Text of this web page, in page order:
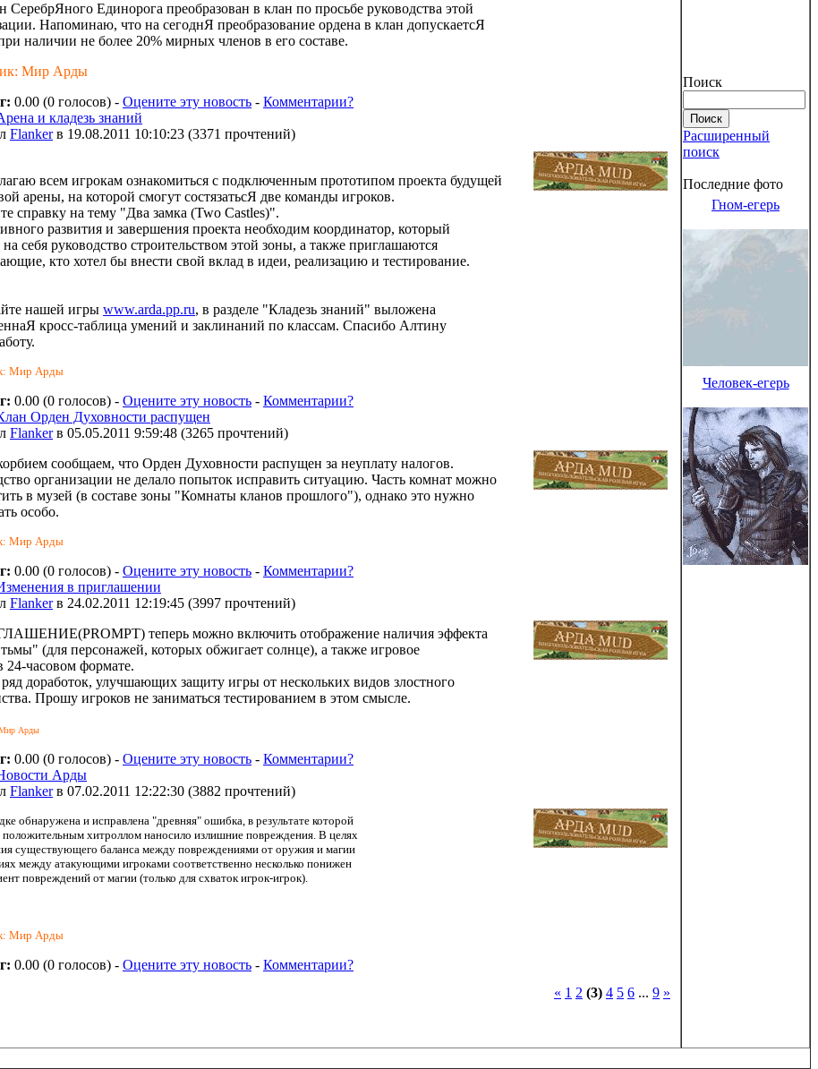
СеребрЯного Единорога преобразован в клан по просьбе руководства этой
Напоминаю, что на сегоднЯ преобразование ордена в клан допускаетсЯ
наличии не более 20% мирных членов в его составе.
Мир Арды
0.00 (0 голосов) - Оцените эту новость - Комментарии?
и кладезь знаний
Flanker в 19.08.2011 10:10:23 (3371 прочтений)
всем игрокам ознакомиться с подключенным прототипом проекта будущей
арены, на которой смогут состязатьсЯ две команды игроков.
справку на тему "Два замка (Two Castles)".
развития и завершения проекта необходим координатор, который
себя руководство строительством этой зоны, а также приглашаются
кто хотел бы внести свой вклад в идеи, реализацию и тестирование.
нашей игры www.arda.pp.ru, в разделе "Кладезь знаний" выложена
кросс-таблица умений и заклинаний по классам. Спасибо Алтину
Мир Арды
0.00 (0 голосов) - Оцените эту новость - Комментарии?
Орден Духовности распущен
Flanker в 05.05.2011 9:59:48 (3265 прочтений)
сообщаем, что Орден Духовности распущен за неуплату налогов.
организации не делало попыток исправить ситуацию. Часть комнат можно
в музей (в составе зоны "Комнаты кланов прошлого"), однако это нужно
особо.
Мир Арды
0.00 (0 голосов) - Оцените эту новость - Комментарии?
в приглашении
Flanker в 24.02.2011 12:19:45 (3997 прочтений)
теперь можно включить отображение наличия эффекта
тьмы" (для персонажей, которых обжигает солнце), а также игровое
24-часовом формате.
доработок, улучшающих защиту игры от нескольких видов злостного
Прошу игроков не заниматься тестированием в этом смысле.
Арды
0.00 (0 голосов) - Оцените эту новость - Комментарии?
Арды
Flanker в 07.02.2011 12:22:30 (3882 прочтений)
обнаружена и исправлена "древняя" ошибка, в результате которой
хитроллом наносило излишние повреждения. В целях
существующего баланса между повреждениями от оружия и магии
между атакующими игроками соответственно несколько понижен
повреждений от магии (только для схваток игрок-игрок).
Мир Арды
0.00 (0 голосов) - Оцените эту новость - Комментарии?
« 1 2 (3) 4 5 6 ... 9 »
Поиск
Расширенный
поиск
Последние фото
Гном-егерь
Человек-егерь